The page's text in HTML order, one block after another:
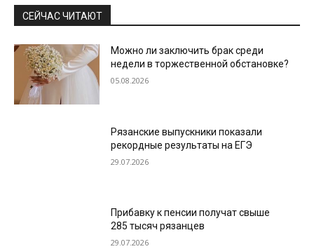
СЕЙЧАС ЧИТАЮТ
Можно ли заключить брак среди
недели в торжественной обстановке?
05.08.2026
Рязанские выпускники показали
рекордные результаты на ЕГЭ
29.07.2026
Прибавку к пенсии получат свыше
285 тысяч рязанцев
29.07.2026